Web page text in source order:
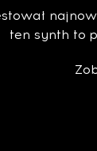
ten synth to